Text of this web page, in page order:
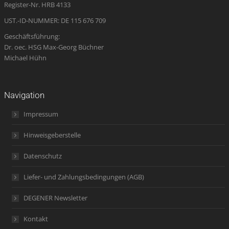
Register-Nr. HRB 4133
UST.-ID-NUMMER: DE 115 676 709
Geschäftsführung:
Dr. oec. HSG Max-Georg Büchner
Michael Hühn
Navigation
Impressum
Hinweisgeberstelle
Datenschutz
Liefer- und Zahlungsbedingungen (AGB)
DEGENER Newsletter
Kontakt